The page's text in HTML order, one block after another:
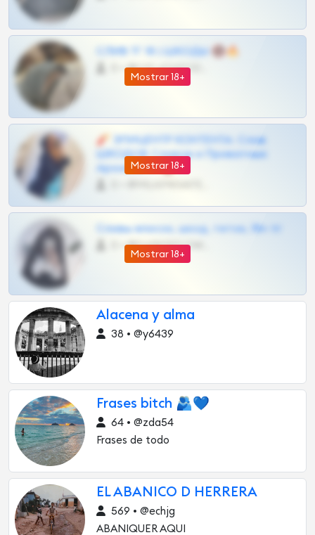
Mostrar 18+
СЛИВ ТГ 18 | ШКОДЫ 🔞🔥
0 •
Mostrar 18+
🧨 ЭПИЦЕНТР КОНТЕНТА: Слив
ШКОДОВ Сливов и Приватных
Архивов ТГ 🔞💎
Mostrar 18+
Сливы вписок, шкод, теток, 18+ тг
0 •
Alacena y alma
38 • @y6439
Frases bitch 🫂💙
64 • @zda54
Frases de todo
EL ABANICO D HERRERA
569 • @echjg
ABANIQUER AQUI